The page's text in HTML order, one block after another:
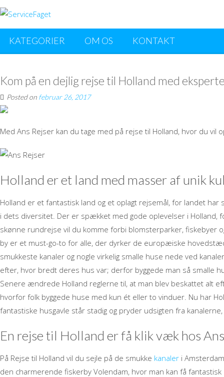
KATEGORIER OM OS KONTAKT
Kom på en dejlig rejse til Holland med
Posted on februar 26, 2017
Med Ans Rejser kan du tage med på rejse til Holland, hvor du vil
Holland er et land med masser af unik
Holland er et fantastisk land og et oplagt rejsemål, for landet har
i dets diversitet. Der er spækket med gode oplevelser i Holland,
skønne rundrejse vil du komme forbi blomsterparker, fiskebyer
by er et must-go-to for alle, der dyrker de europæiske
smukkeste kanaler og nogle virkelig smalle huse nede ved
efter, hvor bredt deres hus var; derfor byggede man så smalle
Senere ændrede Holland reglerne til, at man blev beskattet alt
hvorfor folk byggede huse med kun ét eller to vinduer. Nu har
fantastiske husgavle står stadig og pryder udsigten fra
En rejse til Holland er få klik væk hos
På Rejse til Holland vil du sejle på de smukke kanaler i
den charmerende fiskerby Volendam, hvor man kan få